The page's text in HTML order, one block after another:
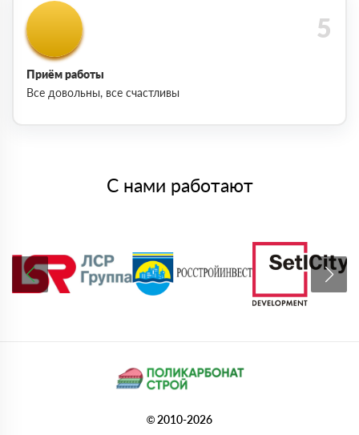
Приём работы
Все довольны, все счастливы
С нами работают
© 2010-2026